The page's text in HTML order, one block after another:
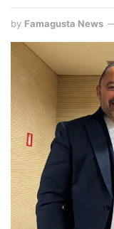
by Famagusta News